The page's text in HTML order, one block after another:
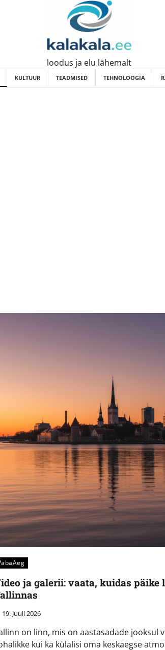
loodus ja elu lähemalt
KULTUUR TEADMISED TEHNOLOOGIA
ja galerii: vaata, kuidas päike
19. Juuli 2026
on linn, mis on aastasadade jooksul
kui ka külalisi oma keskaegse